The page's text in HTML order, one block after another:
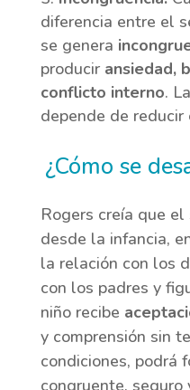
diferencia entre el
se genera
producir ansiedad,
conflicto interno.
depende de reducir
¿Cómo se
Rogers creía que
desde la infancia,
la relación con los
con los padres y
niño recibe
y comprensión sin
condiciones, podrá